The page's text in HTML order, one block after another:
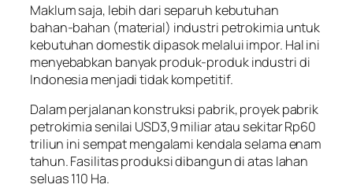
Maklum saja, lebih dari separuh kebutuhan
bahan-bahan (material) industri petrokimia untuk
kebutuhan domestik dipasok melalui impor. Hal ini
menyebabkan banyak produk-produk industri di
Indonesia menjadi tidak kompetitif.
Dalam perjalanan konstruksi pabrik, proyek pabrik
petrokimia senilai USD3,9 miliar atau sekitar Rp60
triliun ini sempat mengalami kendala selama enam
tahun. Fasilitas produksi dibangun di atas lahan
seluas 110 Ha.